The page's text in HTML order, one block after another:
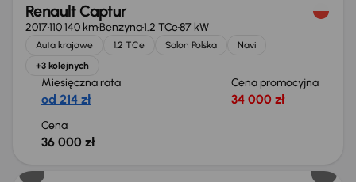
Renault Captur
2017110 140 kmBenzyna1.2 TCe87 kW
Auta krajowe 1.2 TCe Salon Polska
Navi
+3 kolejnych
Miesięczna rata
od 214 zł
Cena promocyjna
34 000 zł
Cena
36 000 zł
Świeżo skupione